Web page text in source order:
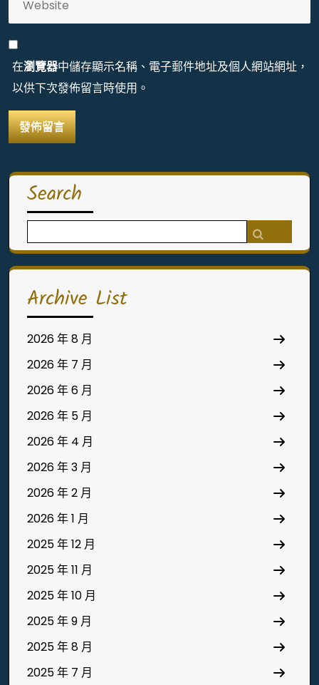
在瀏覽器中儲存顯示名稱、電子郵件地址及個人網站網址，
以供下次發佈留言時使用。
Search
for:
Archive List
2026 年 8 月
2026 年 7 月
2026 年 6 月
2026 年 5 月
2026 年 4 月
2026 年 3 月
2026 年 2 月
2026 年 1 月
2025 年 12 月
2025 年 11 月
2025 年 10 月
2025 年 9 月
2025 年 8 月
2025 年 7 月